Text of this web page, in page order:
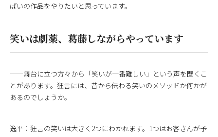
ぱいの作品をやりたいと思っています。
笑いは劇薬、葛藤しながらやっています
——舞台に立つ方々から「笑いが一番難しい」という声を聞くこ
とがあります。狂言には、昔から伝わる笑いのメソッドか何かが
あるのでしょうか。
逸平：狂言の笑いは大きく2つにわかれます。1つはお客さんが予